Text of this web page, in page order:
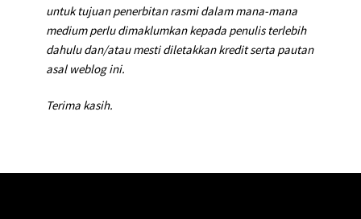
untuk tujuan penerbitan rasmi dalam mana-mana
medium perlu dimaklumkan kepada penulis terlebih
dahulu dan/atau mesti diletakkan kredit serta pautan
asal weblog ini.
Terima kasih.